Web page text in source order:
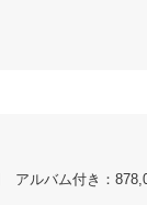
アルバム付き：